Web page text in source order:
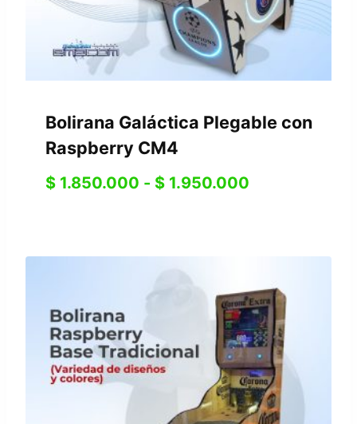
Bolirana Galáctica Plegable con
Raspberry CM4
$1.850.000 - $1.950.000